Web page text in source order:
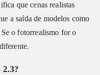
que cenas realistas
a saída de modelos como
o fotorrealismo for o
2.3?